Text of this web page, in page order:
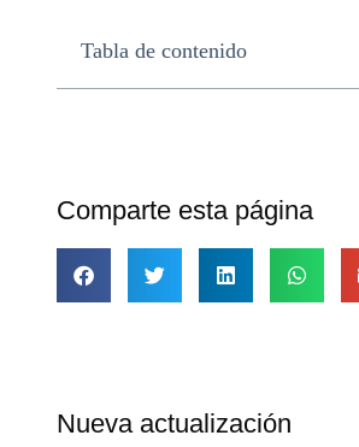
Tabla de contenido
Comparte esta página
Nueva actualización